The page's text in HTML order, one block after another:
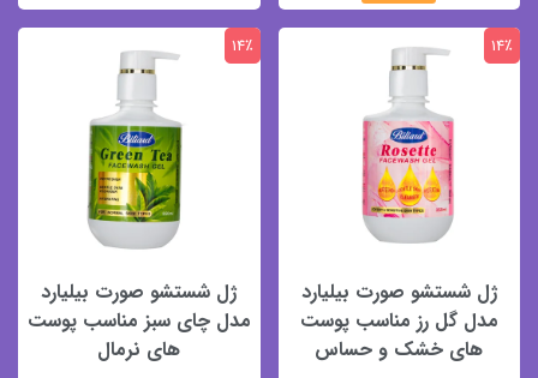
ژل شستشو صورت بیلیارد
مدل گل رز مناسب پوست
های خشک و حساس
14٪
ژل شستشو صورت بیلیارد
مدل چای سبز مناسب پوست
های نرمال
14٪